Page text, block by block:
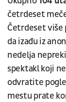
četrdeset
Četrdeset više
da izađu iz
nedelja
spektakl koji
odvratite
mestu prate